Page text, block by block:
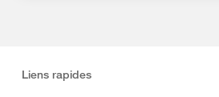
Liens rapides